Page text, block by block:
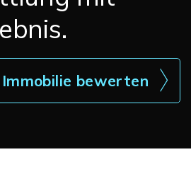
Immobilie bewerten